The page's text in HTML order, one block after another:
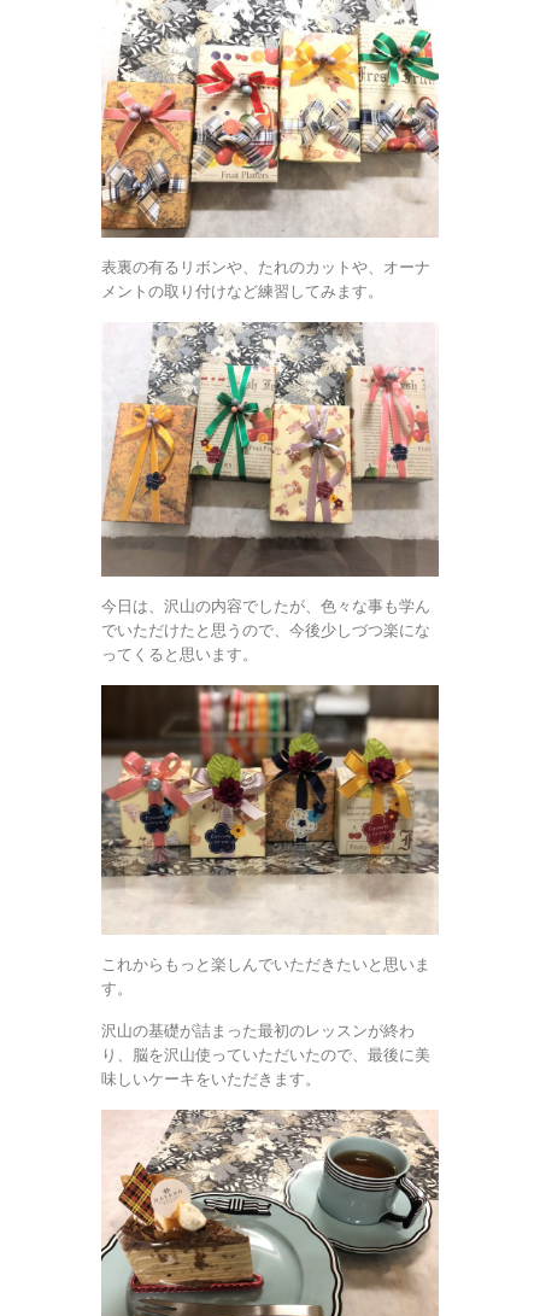
表裏の有るリボンや、たれのカットや、オーナ
メントの取り付けなど練習してみます。
今日は、沢山の内容でしたが、色々な事も学ん
でいただけたと思うので、今後少しづつ楽にな
ってくると思います。
これからもっと楽しんでいただきたいと思いま
す。
沢山の基礎が詰まった最初のレッスンが終わ
り、脳を沢山使っていただいたので、最後に美
味しいケーキをいただきます。